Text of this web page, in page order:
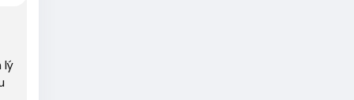
lý